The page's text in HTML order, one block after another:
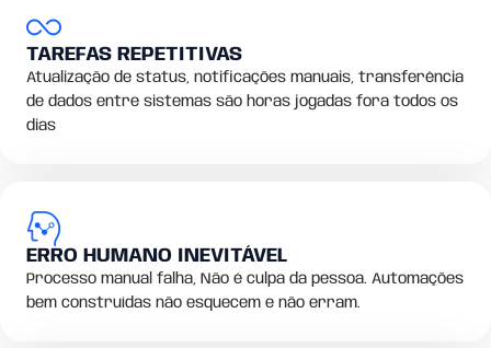
TAREFAS REPETITIVAS
Atualização de status, notificações manuais, transferência
de dados entre sistemas são horas jogadas fora todos os
dias
ERRO HUMANO INEVITÁVEL
Processo manual falha, Não é culpa da pessoa. Automações
bem construídas não esquecem e não erram.